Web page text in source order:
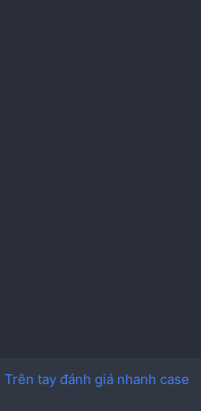
Trên tay đánh giá nhanh case